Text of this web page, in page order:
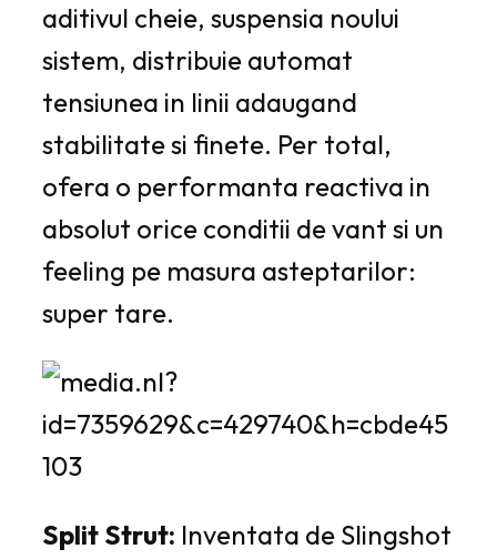
aditivul cheie, suspensia noului
sistem, distribuie automat
tensiunea in linii adaugand
stabilitate si finete. Per total,
ofera o performanta reactiva in
absolut orice conditii de vant si un
feeling pe masura asteptarilor:
super tare.
Split Strut: Inventata de Slingshot